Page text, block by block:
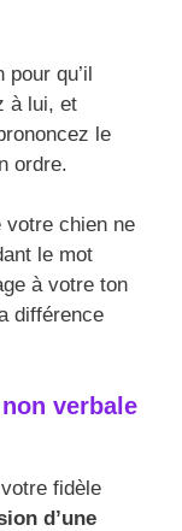
qu’il
à lui, et
le
ordre.
votre chien ne
le mot
à votre ton
différence
verbale
fidèle
d’une